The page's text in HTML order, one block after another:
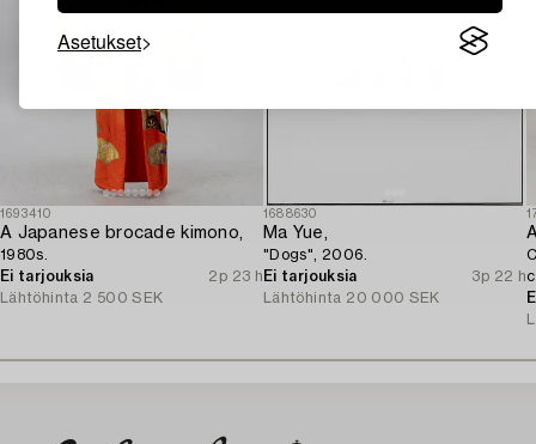
Asetukset
1693410
A Japanese brocade kimono,
1980s.
Ei tarjouksia
2p 23 h
Lähtöhinta 2 500 SEK
1688630
Ma Yue,
"Dogs", 2006.
Ei tarjouksia
3p 22 h
Lähtöhinta 20 000 SEK